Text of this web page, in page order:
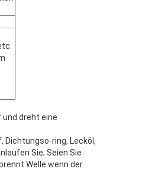
dreht eine
Dichtungso-ring, Lecköl,
Sie; Seien Sie
Welle wenn der